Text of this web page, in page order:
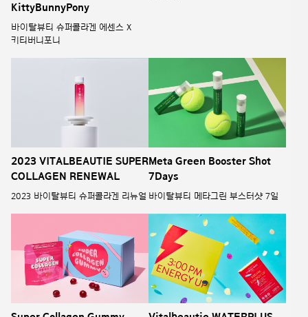
KittyBunnyPony
바이탈뷰티 슈퍼콜라겐 에센스 X
키티버니포니
2023 VITALBEAUTIE SUPER
COLLAGEN RENEWAL
2023 바이탈뷰티 슈퍼콜라겐 리뉴얼
Meta Green Booster Shot
7Days
바이탈뷰티 메타그린 부스터샷 7일